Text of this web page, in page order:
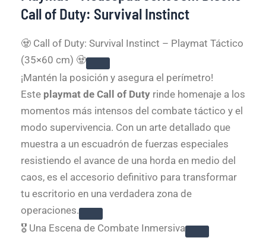
Call of Duty: Survival Instinct
🧟 Call of Duty: Survival Instinct – Playmat Táctico
(35×60 cm) 🧟
¡Mantén la posición y asegura el perímetro!
Este playmat de Call of Duty rinde homenaje a los
momentos más intensos del combate táctico y el
modo supervivencia. Con un arte detallado que
muestra a un escuadrón de fuerzas especiales
resistiendo el avance de una horda en medio del
caos, es el accesorio definitivo para transformar
tu escritorio en una verdadera zona de
operaciones.
🎖️ Una Escena de Combate Inmersiva